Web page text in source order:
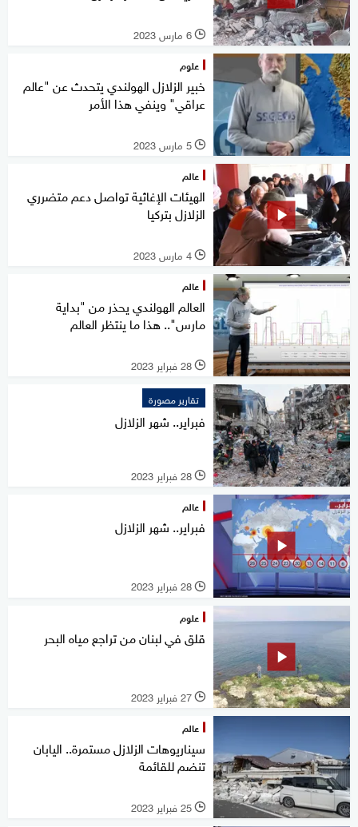
l 6 مارس 2023
علوم
خبير الزلازل الهولندي يتحدث عن "عالم
عراقي" وينفي هذا الأمر
l 5 مارس 2023
عالم
الهيئات الإغاثية تواصل دعم متضرري
الزلازل بتركيا
l 4 مارس 2023
عالم
العالم الهولندي يحذر من "بداية
مارس".. هذا ما ينتظر العالم
l 28 فبراير 2023
تقارير مصورة
فبراير.. شهر الزلازل
l 28 فبراير 2023
عالم
فبراير.. شهر الزلازل
l 28 فبراير 2023
علوم
قلق في لبنان من تراجع مياه البحر
l 27 فبراير 2023
عالم
سيناريوهات الزلازل مستمرة.. اليابان
تنضم للقائمة
l 25 فبراير 2023